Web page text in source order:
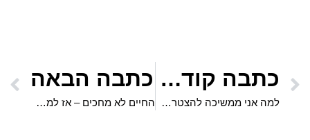
כתבה קודמת
למה אני ממשיכה להצטרף לטיולים עם אתר אישה וקבוצת חברות חדשות?
כתבה הבאה
החיים לא מחכים – אז למה את מחכה?